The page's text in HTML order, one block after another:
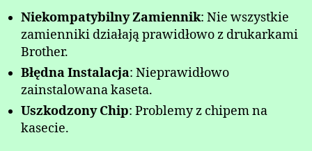
Niekompatybilny Zamiennik: Nie wszystkie
zamienniki działają prawidłowo z drukarkami
Brother.
Błędna Instalacja: Nieprawidłowo
zainstalowana kaseta.
Uszkodzony Chip: Problemy z chipem na
kasecie.